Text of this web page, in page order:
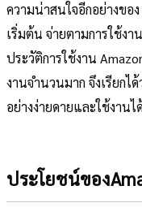
ความน่าสนใจอีกอย่างขอ
เริ่มต้น จ่ายตามการใช้ง
ประวัติการใช้งาน
งานจำนวนมาก จึงเรียกไ
อย่างง่ายดายและใช้งาน
ประโยชน์ของ